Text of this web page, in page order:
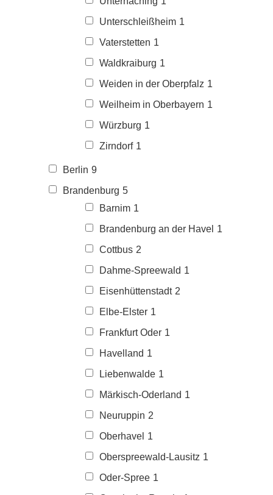
Unterschleißheim 1
Vaterstetten 1
Waldkraiburg 1
Weiden in der Oberpfalz 1
Weilheim in Oberbayern 1
Würzburg 1
Zirndorf 1
Berlin 9
Brandenburg 5
Barnim 1
Brandenburg an der Havel 1
Cottbus 2
Dahme-Spreewald 1
Eisenhüttenstadt 2
Elbe-Elster 1
Frankfurt Oder 1
Havelland 1
Liebenwalde 1
Märkisch-Oderland 1
Neuruppin 2
Oberhavel 1
Oberspreewald-Lausitz 1
Oder-Spree 1